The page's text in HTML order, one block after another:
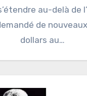
au-delà de
de
dollars au…